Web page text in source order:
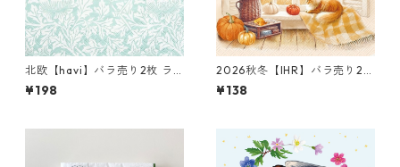
北欧【havi】バラ売り2枚 ラ
ンチサイズ ペーパーナプキン
Bird & Anemone グリーン Wi
¥198
2026秋冬【IHR】バラ売り2枚
ランチサイズ ペーパーナプキ
ン Cozy Fall View クリーム
¥138